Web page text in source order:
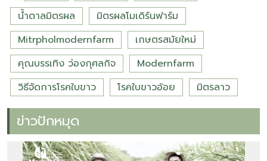
น้ำตาลมิตรผล
มิตรผลโมเดิร์นฟาร์ม
Mitrpholmodernfarm
เกษตรสมัยใหม่
คุณบรรเทิง ว่องกุศลกิจ
Modernfarm
วิธีจัดการโรคใบขาว
โรคใบขาวอ้อย มิตรลาว
ข่าวปักหมุด